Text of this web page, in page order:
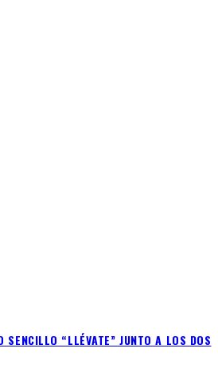
SENCILLO “LLÉVATE” JUNTO A LOS DOS